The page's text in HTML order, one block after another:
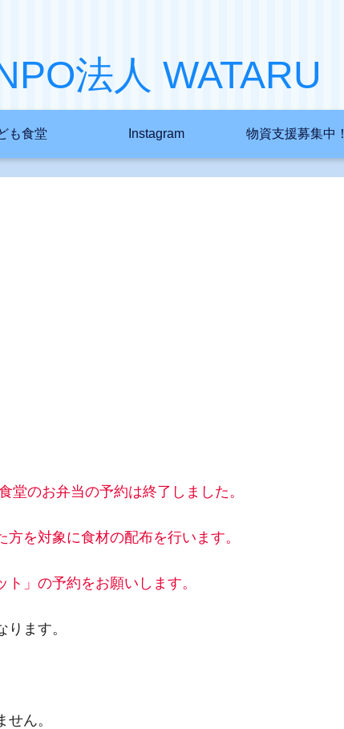
法人 WATARU
も食堂 Instagram 物資支援募集中！
のお弁当の予約は終了しました。
を対象に食材の配布を行います。
」の予約をお願いします。
ます。
ん。